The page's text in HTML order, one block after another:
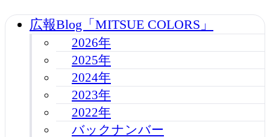
広報Blog「MITSUE COLORS」
2026年
2025年
2024年
2023年
2022年
バックナンバー